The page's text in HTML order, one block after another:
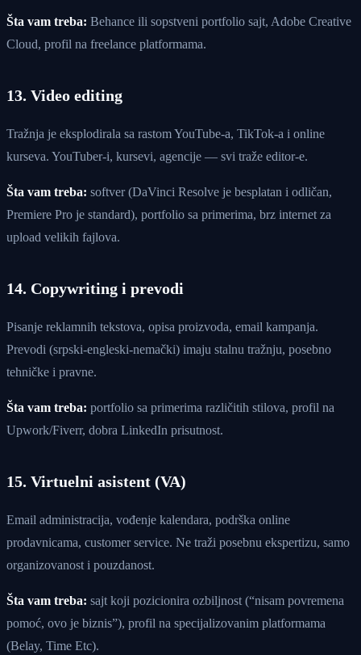
Šta vam treba: Behance ili sopstveni portfolio sajt, Adobe Creative
Cloud, profil na freelance platformama.
13. Video editing
Tražnja je eksplodirala sa rastom YouTube-a, TikTok-a i online
kurseva. YouTuber-i, kursevi, agencije — svi traže editor-e.
Šta vam treba: softver (DaVinci Resolve je besplatan i odličan,
Premiere Pro je standard), portfolio sa primerima, brz internet za
upload velikih fajlova.
14. Copywriting i prevodi
Pisanje reklamnih tekstova, opisa proizvoda, email kampanja.
Prevodi (srpski-engleski-nemački) imaju stalnu tražnju, posebno
tehničke i pravne.
Šta vam treba: portfolio sa primerima različitih stilova, profil na
Upwork/Fiverr, dobra LinkedIn prisutnost.
15. Virtuelni asistent (VA)
Email administracija, vođenje kalendara, podrška online
prodavnicama, customer service. Ne traži posebnu ekspertizu, samo
organizovanost i pouzdanost.
Šta vam treba: sajt koji pozicionira ozbiljnost (“nisam povremena
pomoć, ovo je biznis”), profil na specijalizovanim platformama
(Belay, Time Etc).